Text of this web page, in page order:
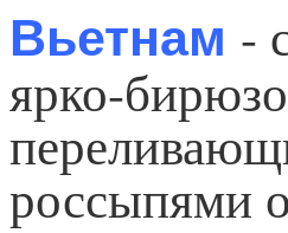
Вьетнам -
ярко-
россыпями